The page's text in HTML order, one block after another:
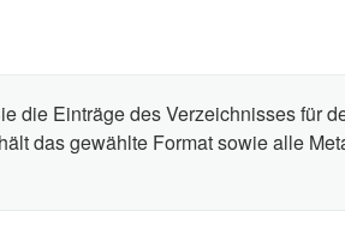
die Einträge des Verzeichnisses für
das gewählte Format sowie alle